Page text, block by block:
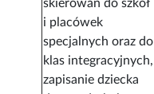
skierowań do szkół
i placówek
specjalnych oraz do
klas integracyjnych,
zapisanie dziecka